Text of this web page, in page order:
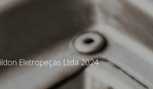
Eletropeças Ltda 2024